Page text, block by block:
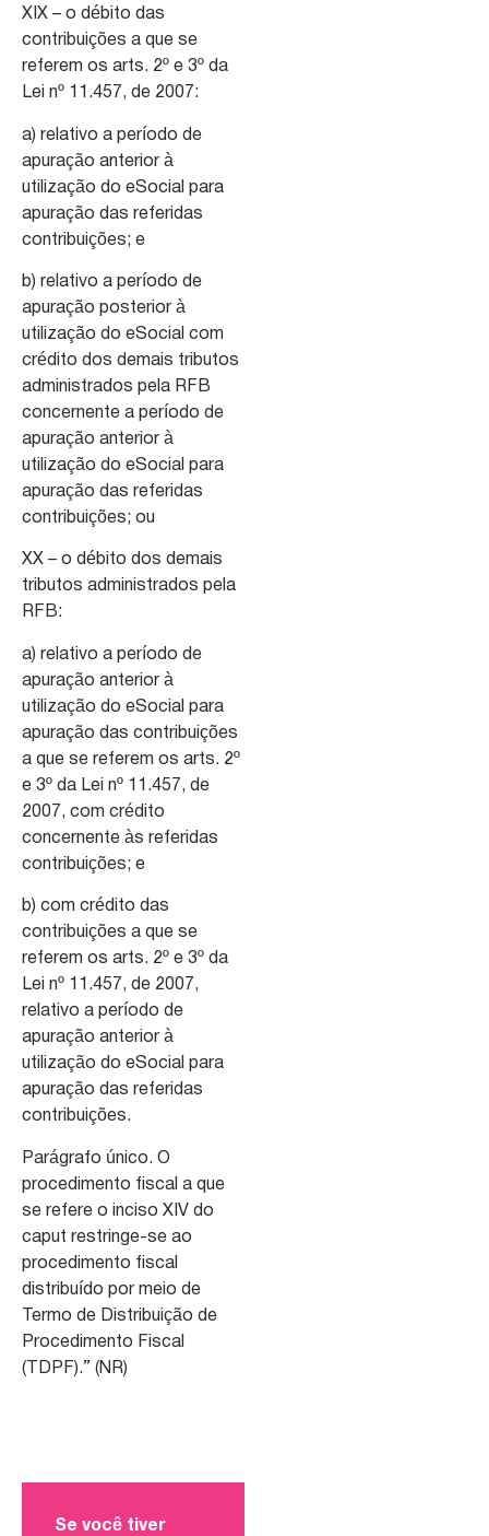
XIX – o débito das
contribuições a que se
referem os arts. 2º e 3º da
Lei nº 11.457, de 2007:
a) relativo a período de
apuração anterior à
utilização do eSocial para
apuração das referidas
contribuições; e
b) relativo a período de
apuração posterior à
utilização do eSocial com
crédito dos demais tributos
administrados pela RFB
concernente a período de
apuração anterior à
utilização do eSocial para
apuração das referidas
contribuições; ou
XX – o débito dos demais
tributos administrados pela
RFB:
a) relativo a período de
apuração anterior à
utilização do eSocial para
apuração das contribuições
a que se referem os arts. 2º
e 3º da Lei nº 11.457, de
2007, com crédito
concernente às referidas
contribuições; e
b) com crédito das
contribuições a que se
referem os arts. 2º e 3º da
Lei nº 11.457, de 2007,
relativo a período de
apuração anterior à
utilização do eSocial para
apuração das referidas
contribuições.
Parágrafo único. O
procedimento fiscal a que
se refere o inciso XIV do
caput restringe-se ao
procedimento fiscal
distribuído por meio de
Termo de Distribuição de
Procedimento Fiscal
(TDPF).” (NR)
Se você tiver